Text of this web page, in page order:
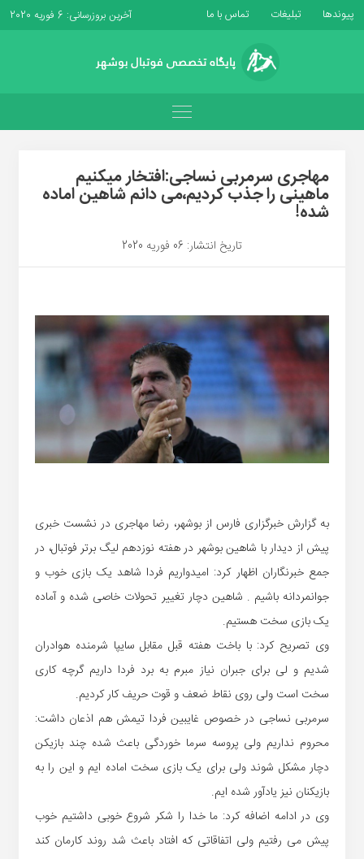
پیوندها تبلیغات تماس با ما آخرین بروزرسانی: 6 فوریه 2020
مهاجری سرمربی نساجی:افتخار میکنیم
ماهینی را جذب کردیم،می دانم شاهین اماده
شده!
تاریخ انتشار: 06 فوریه 2020
به گزارش خبرگزاری فارس از بوشهر، رضا مهاجری در نشست خبری
پیش از دیدار با شاهین بوشهر در هفته نوزدهم لیگ برتر فوتبال، در
جمع خبرنگاران اظهار کرد: امیدواریم فردا شاهد یک بازی خوب و
جوانمردانه باشیم . شاهین دچار تغییر تحولات خاصی شده و آماده
یک بازی سخت هستیم.
وی تصریح کرد: با باخت هفته قبل مقابل سایپا شرمنده هوادران
شدیم و لی برای جبران نیاز مبرم به برد فردا داریم گرچه کاری
سخت است ولی روی نقاط ضعف و قوت حریف کار کردیم.
سرمربی نساجی در خصوص غایبین فردا تیمش هم اذعان داشت:
محروم نداریم ولی پروسه سرما خوردگی باعث شده چند بازیکن
دچار مشکل شوند ولی برای یک بازی سخت اماده ایم و این را به
بازیکنان نیز یادآور شده ایم.
وی در ادامه اضافه کرد: ما خدا را شکر شروع خوبی داشتیم خوب
پیش می رفتیم ولی اتفاقاتی که افتاد باعث شد روند کارمان کند